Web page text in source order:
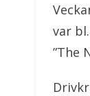
var
”The